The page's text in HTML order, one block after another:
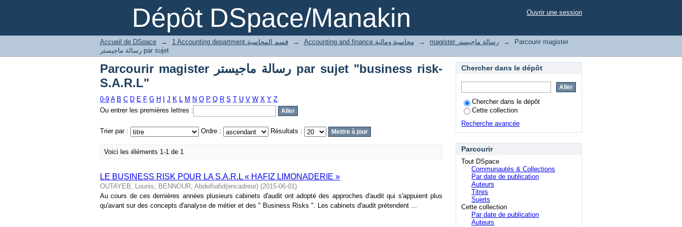
Dépôt DSpace/Manakin
Parcourir magister رسالة ماجيستر par sujet "business risk-S.A.R.L" Ouvrir une session
Accueil de DSpace → 1 Accounting department قسم المحاسبة → Accounting and finance محاسبة ومالية → magister رسالة ماجيستر →
Parcourir magister
رسالة ماجيستر par sujet
Parcourir magister رسالة ماجيستر par sujet "business risk-
S.A.R.L"
0-9 A B C D E F G H J K L M N O P Q R S T U V W X Y Z
Ou entrer les premières lettres :
Trier par : Ordre : Résultats :
Voici les éléments 1-1 de 1
LE BUSINESS RISK POUR LA S.A.R.L « HAFIZ LIMONADERIE »
OUTAYEB, Lounis; BENNOUR, Abdelhafid(encadreur) (2015-06-01)
Au cours de ces dernières années plusieurs cabinets d'audit ont adopté des approches d'audit qui s'appuient plus
qu'avant sur des concepts d'analyse de métier et des " Business Risks ". Les cabinets d'audit prétendent ...
Chercher dans le dépôt
Chercher dans le dépôt
Cette collection
Recherche avancée
Parcourir
Tout DSpace
Communautés & Collections
Par date de publication
Auteurs
Titres
Sujets
Cette collection
Par date de publication
Auteurs